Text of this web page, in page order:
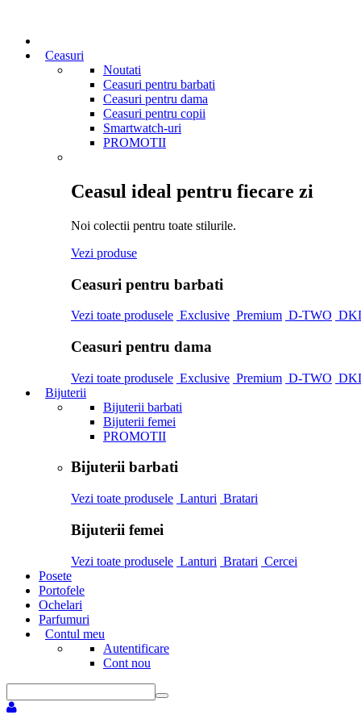
Ceasuri
Noutati
Ceasuri pentru barbati
Ceasuri pentru dama
Ceasuri pentru copii
Smartwatch-uri
PROMOTII
Ceasul ideal pentru fiecare zi
Noi colectii pentru toate stilurile.
Vezi produse
Ceasuri pentru barbati
Vezi toate produsele Exclusive Premium D-TWO
Ceasuri pentru dama
Vezi toate produsele Exclusive Premium D-TWO
Bijuterii
Bijuterii barbati
Bijuterii femei
PROMOTII
Bijuterii barbati
Vezi toate produsele Lanturi Bratari
Bijuterii femei
Vezi toate produsele Lanturi Bratari Cercei
Posete
Portofele
Ochelari
Parfumuri
Contul meu
Autentificare
Cont nou